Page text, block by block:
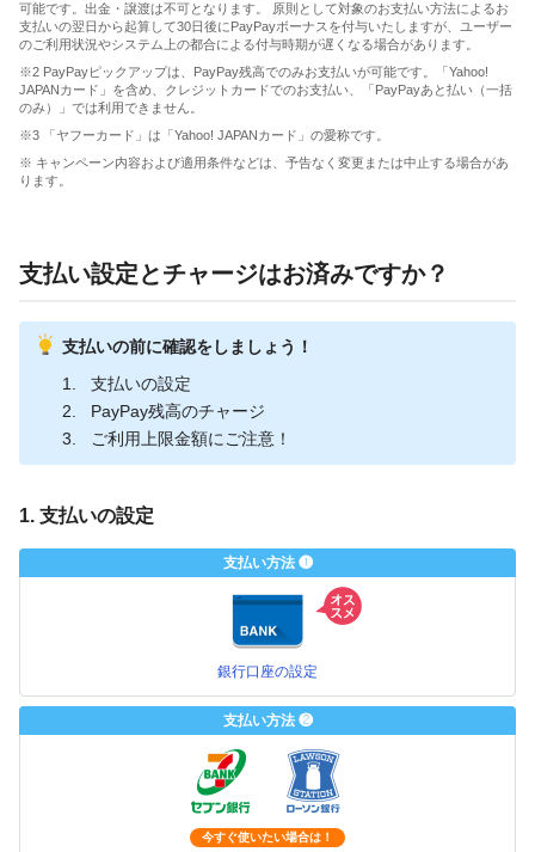
可能です。出金・譲渡は不可となります。 原則として対象のお支払い方法によるお
支払いの翌日から起算して30日後にPayPayボーナスを付与いたしますが、ユーザー
のご利用状況やシステム上の都合による付与時期が遅くなる場合があります。
※2 PayPayピックアップは、PayPay残高でのみお支払いが可能です。「Yahoo!
JAPANカード」を含め、クレジットカードでのお支払い、「PayPayあと払い（一括
のみ）」では利用できません。
※3 「ヤフーカード」は「Yahoo! JAPANカード」の愛称です。
※ キャンペーン内容および適用条件などは、予告なく変更または中止する場合があ
ります。
支払い設定とチャージはお済みですか？
支払いの前に確認をしましょう！
支払いの設定
PayPay残高のチャージ
ご利用上限金額にご注意！
1. 支払いの設定
支払い方法 ❶
銀行口座の設定
支払い方法 ❷
今すぐ使いたい場合は！